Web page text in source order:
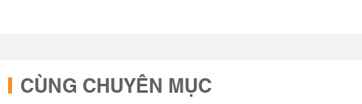
CÙNG CHUYÊN MỤC